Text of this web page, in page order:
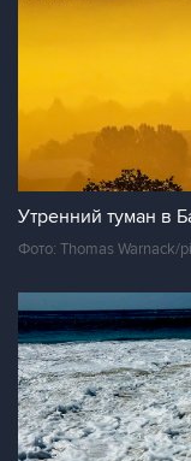
Утренний туман в
Фото: Thomas Warnack/